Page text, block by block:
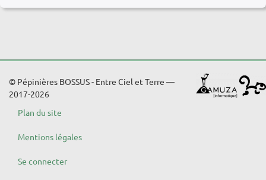
© Pépinières BOSSUS - Entre Ciel et Terre —
2017-2026
Plan du site
Mentions légales
Se connecter